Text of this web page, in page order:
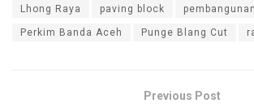
Lhong Raya paving block
Perkim Banda Aceh Punge Blang Cut
Previous Post